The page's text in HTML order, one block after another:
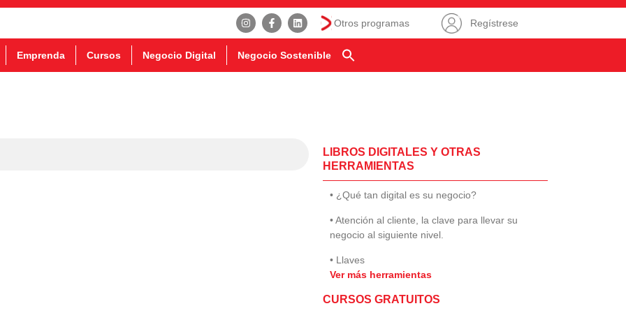
Otros programas Regístrese
Emprenda Cursos Negocio Digital Negocio Sostenible
LIBROS DIGITALES Y OTRAS
HERRAMIENTAS
• ¿Qué tan digital es su negocio?
• Atención al cliente, la clave para llevar su
negocio al siguiente nivel.
• Llaves
Ver más herramientas
CURSOS GRATUITOS